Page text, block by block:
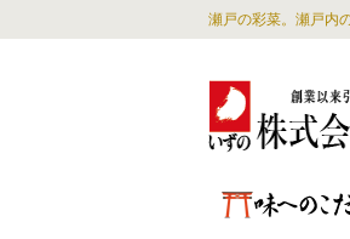
瀬戸の彩菜。瀬戸内